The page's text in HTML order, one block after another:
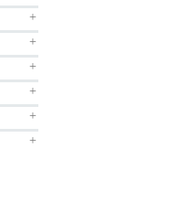
+
+
+
+
+
+